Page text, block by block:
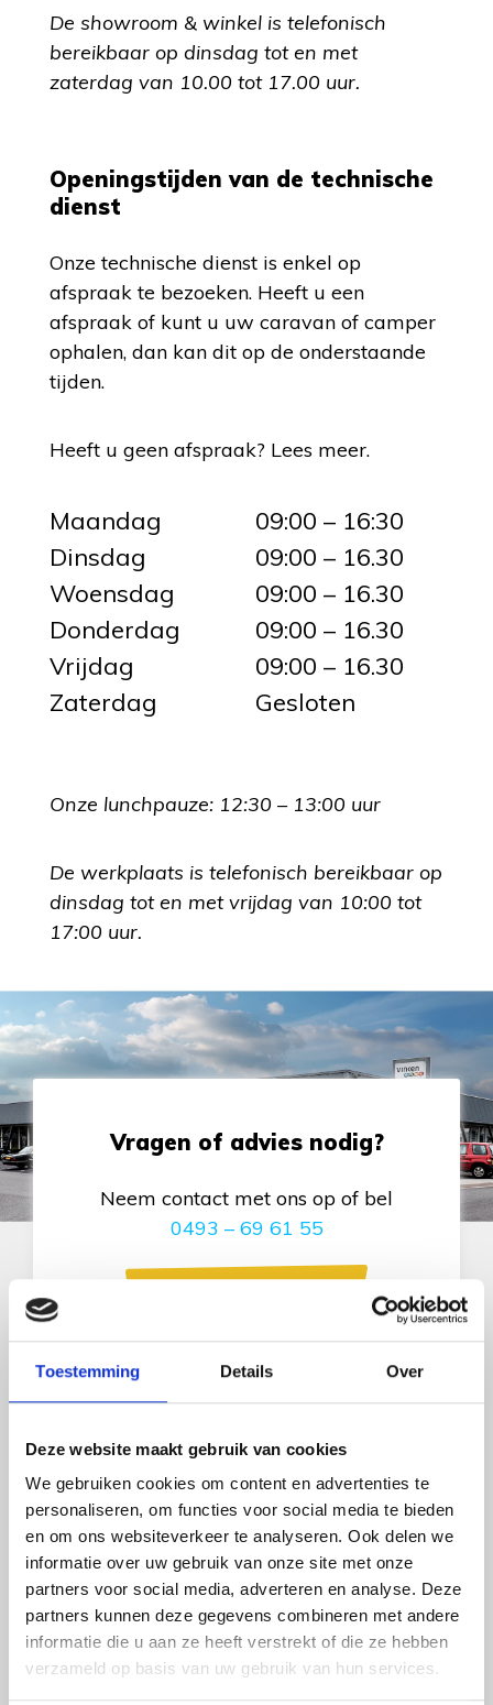
Toestemming Details Over
Deze website maakt gebruik van cookies
We gebruiken cookies om content en advertenties te
personaliseren, om functies voor social media te bieden
en om ons websiteverkeer te analyseren. Ook delen we
informatie over uw gebruik van onze site met onze
partners voor social media, adverteren en analyse. Deze
partners kunnen deze gegevens combineren met andere
informatie die u aan ze heeft verstrekt of die ze hebben
verzameld op basis van uw gebruik van hun services.
De showroom & winkel is telefonisch
bereikbaar op dinsdag tot en met
zaterdag van 10.00 tot 17.00 uur.
Openingstijden van de technische
dienst
Onze technische dienst is enkel op
afspraak te bezoeken. Heeft u een
afspraak of kunt u uw caravan of camper
ophalen, dan kan dit op de onderstaande
tijden.
Heeft u geen afspraak? Lees meer.
Maandag
09:00 – 16:30
Dinsdag
09:00 – 16.30
Woensdag
09:00 – 16.30
Donderdag
09:00 – 16.30
Vrijdag
09:00 – 16.30
Zaterdag
Gesloten
Onze lunchpauze: 12:30 – 13:00 uur
De werkplaats is telefonisch bereikbaar op
dinsdag tot en met vrijdag van 10:00 tot
17:00 uur.
Vragen of advies nodig?
Neem contact met ons op of bel
0493 – 69 61 55
Contact
Vinken Caravans & Campers
Ommelseweg 65